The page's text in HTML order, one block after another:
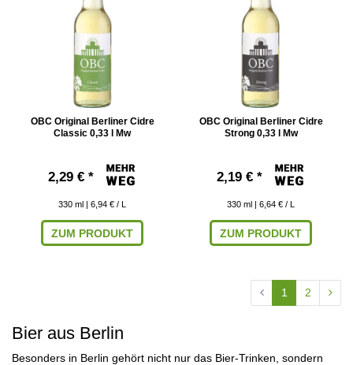
OBC Original Berliner Cidre
Classic 0,33 l Mw
2,29 € *
330 ml | 6,94 € / L
ZUM PRODUKT
OBC Original Berliner Cidre
Strong 0,33 l Mw
2,19 € *
330 ml | 6,64 € / L
ZUM PRODUKT
1 2
Bier aus Berlin
Besonders in Berlin gehört nicht nur das Bier-Trinken, sondern